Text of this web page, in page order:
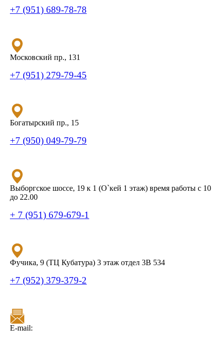
+7 (951) 689-78-78
Московский пр., 131
+7 (951) 279-79-45
Богатырский пр., 15
+7 (950) 049-79-79
Выборгское шоссе, 19 к 1 (О`кей 1 этаж) время работы с 10
до 22.00
+ 7 (951) 679-679-1
Фучика, 9 (ТЦ Кубатура) 3 этаж отдел 3В 534
+7 (952) 379-379-2
E-mail: